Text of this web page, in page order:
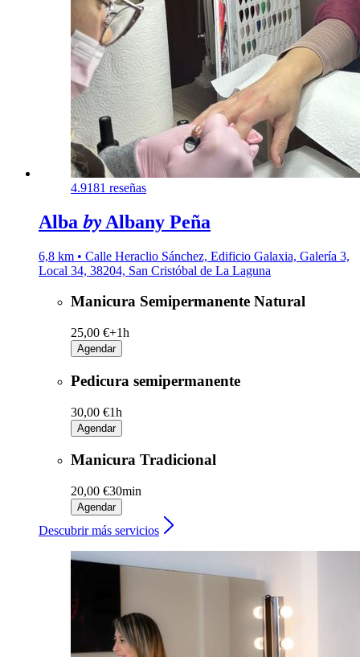
4.9181 reseñas
Alba 𝑏𝑦 Albany Peña
6,8 km • Calle Heraclio Sánchez, Edificio Galaxia, Galería 3,
Local 34, 38204, San Cristóbal de La Laguna
Manicura Semipermanente Natural
25,00 €+1h
Agendar
Pedicura semipermanente
30,00 €1h
Agendar
Manicura Tradicional
20,00 €30min
Agendar
Descubrir más servicios